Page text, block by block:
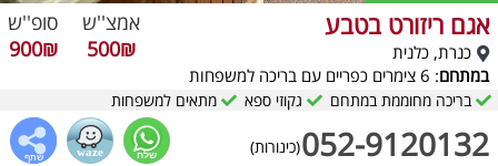
אגם ריזורט בטבע
כנרת, כלנית
במתחם: 6 צימרים כפריים עם בריכה למשפחות
052-9120132(כינורות)
אמצ''ש
500₪
סופ''ש
900₪
בריכה מחוממת במתחם גקוזי ספא מתאים למשפחות